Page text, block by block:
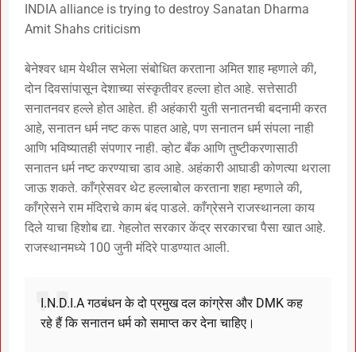
INDIA alliance is trying to destroy Sanatan Dharma
Amit Shahs criticism
बेनेश्वर धाम येथील सभेला संबोधित करताना अमित शाह म्हणाले की,
दोन दिवसांपासून देशाच्या संस्कृतीवर हल्ला होत आहे. सत्तेसाठी
सनातनवर हल्ले होत आहेत. ही अहंकारी युती सनातनची बदनामी करत
आहे, सनातन धर्म नष्ट करू पाहत आहे, पण सनातन धर्म संपला नाही
आणि भविष्यातही संपणार नाही. व्होट बँक आणि तुष्टीकरणासाठी
सनातन धर्म नष्ट करण्याचा डाव आहे. अहंकारी आघाडी कोणत्या थराला
जाऊ शकते. काँग्रेसवर थेट हल्लाबोल करताना शहा म्हणाले की,
काँग्रेसने राम मंदिराचे काम बंद पाडले. काँग्रेसने राजस्थानला काय
दिले याचा हिशोब द्या. गेहलोत सरकार केंद्र सरकारचा पैसा खात आहे.
राजस्थानमध्ये 100 जुनी मंदिरे पाडण्यात आली.
I.N.D.I.A गठबंधन के दो प्रमुख दल कांग्रेस और DMK कह
रहे हैं कि सनातन धर्म को समाप्त कर देना चाहिए।